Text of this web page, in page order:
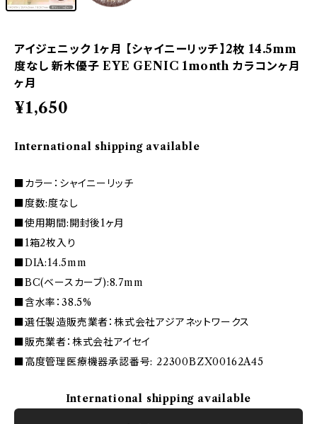
アイジェニック 1ヶ月 【シャイニーリッチ】2枚 14.5mm
度なし 新木優子 EYE GENIC 1month カラコンヶ月
ヶ月
¥1,650
International shipping available
■カラー：シャイニーリッチ
■度数:度なし
■使用期間:開封後1ヶ月
■1箱2枚入り
■DIA:14.5mm
■BC(ベースカーブ):8.7mm
■含水率：38.5%
■選任製造販売業者：株式会社アジアネットワークス
■販売業者：株式会社アイセイ
■高度管理医療機器承認番号: 22300BZX00162A45
International shipping available